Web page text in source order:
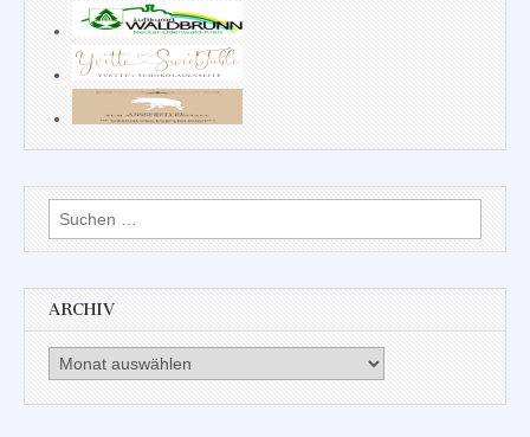
Suchen
nach:
ARCHIV
Archiv